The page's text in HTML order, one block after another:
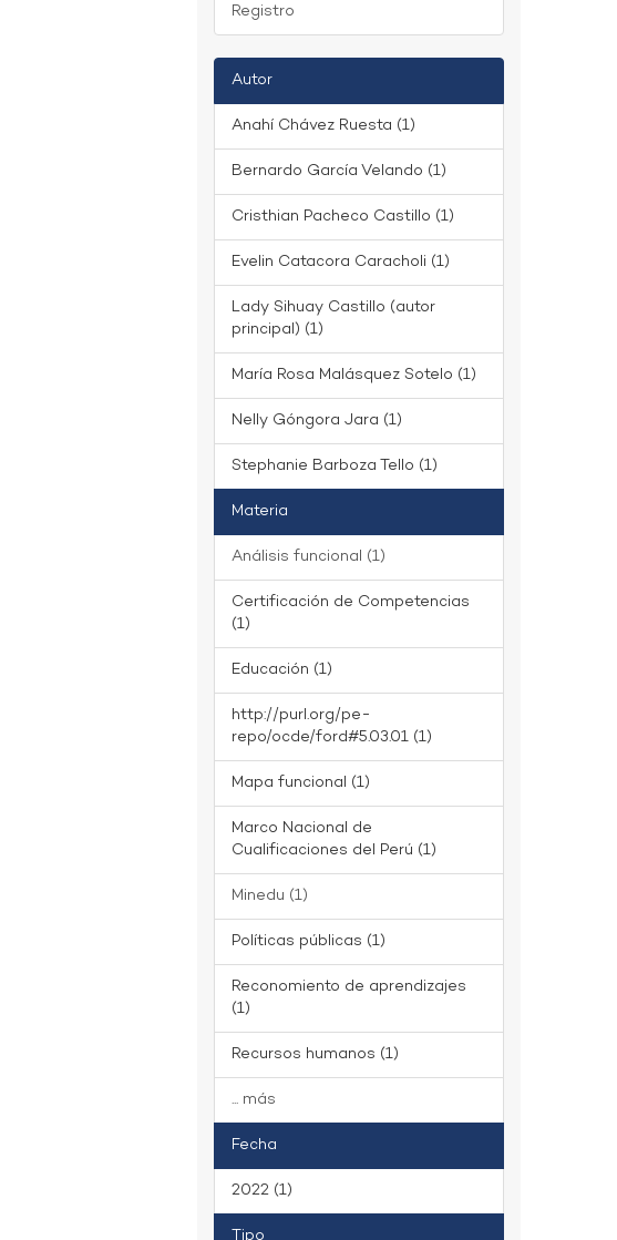
Registro
Autor
Anahí Chávez Ruesta (1)
Bernardo García Velando (1)
Cristhian Pacheco Castillo (1)
Evelin Catacora Caracholi (1)
Lady Sihuay Castillo (autor
principal) (1)
María Rosa Malásquez Sotelo (1)
Nelly Góngora Jara (1)
Stephanie Barboza Tello (1)
Materia
Análisis funcional (1)
Certificación de Competencias
(1)
Educación (1)
http://purl.org/pe-
repo/ocde/ford#5.03.01 (1)
Mapa funcional (1)
Marco Nacional de
Cualificaciones del Perú (1)
Minedu (1)
Políticas públicas (1)
Reconomiento de aprendizajes
(1)
Recursos humanos (1)
... más
Fecha
2022 (1)